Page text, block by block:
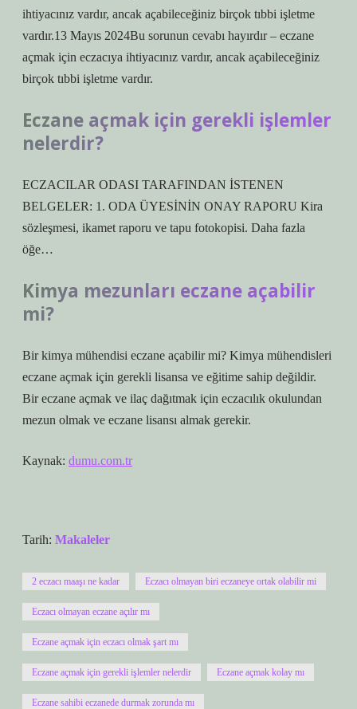
ihtiyacınız vardır, ancak açabileceğiniz birçok tıbbi işletme
vardır.13 Mayıs 2024Bu sorunun cevabı hayırdır – eczane
açmak için eczacıya ihtiyacınız vardır, ancak açabileceğiniz
birçok tıbbi işletme vardır.
Eczane açmak için gerekli işlemler
nelerdir?
ECZACILAR ODASI TARAFINDAN İSTENEN
BELGELER: 1. ODA ÜYESİNİN ONAY RAPORU Kira
sözleşmesi, ikamet raporu ve tapu fotokopisi. Daha fazla
öğe…
Kimya mezunları eczane açabilir
mi?
Bir kimya mühendisi eczane açabilir mi? Kimya mühendisleri
eczane açmak için gerekli lisansa ve eğitime sahip değildir.
Bir eczane açmak ve ilaç dağıtmak için eczacılık okulundan
mezun olmak ve eczane lisansı almak gerekir.
Kaynak: dumu.com.tr
Tarih: Makaleler
2 eczacı maaşı ne kadar Eczacı olmayan biri eczaneye ortak olabilir mi
Eczacı olmayan eczane açılır mı
Eczane açmak için eczacı olmak şart mı
Eczane açmak için gerekli işlemler nelerdir Eczane açmak kolay mı
Eczane sahibi eczanede durmak zorunda mı